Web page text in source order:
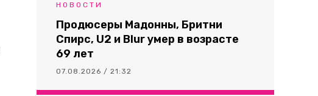
НОВОСТИ
Продюсеры Мадонны, Бритни
Спирс, U2 и Blur умер в возрасте
69 лет
07.08.2026 / 21:32